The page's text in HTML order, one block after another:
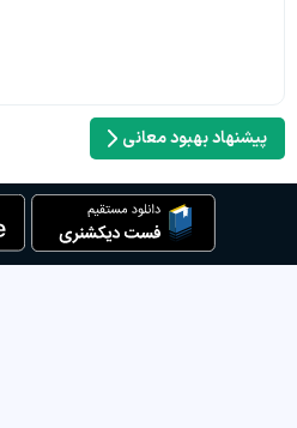
پیشنهاد بهبود معانی